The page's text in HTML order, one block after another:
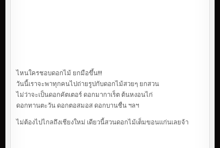
ไหนใครชอบดอกไม้ ยกมือขึ้น!!!
วันนี้เราจะพาทุกคนไปถ่ายรูปกับดอกไม้สวยๆ ยกสวน
ไม่ว่าจะเป็นดอกคัตเตอร์ ดอกมากาเร็ต ต้นหงอนไก่
ดอกทานตะวัน ดอกตอสมอส ดอกบานชื่น ฯลฯ
ไม่ต้องไปไกลถึงเชียงใหม่ เดียวนี้สวนดอกไม้เต็มขอนแก่นเลยจ้า